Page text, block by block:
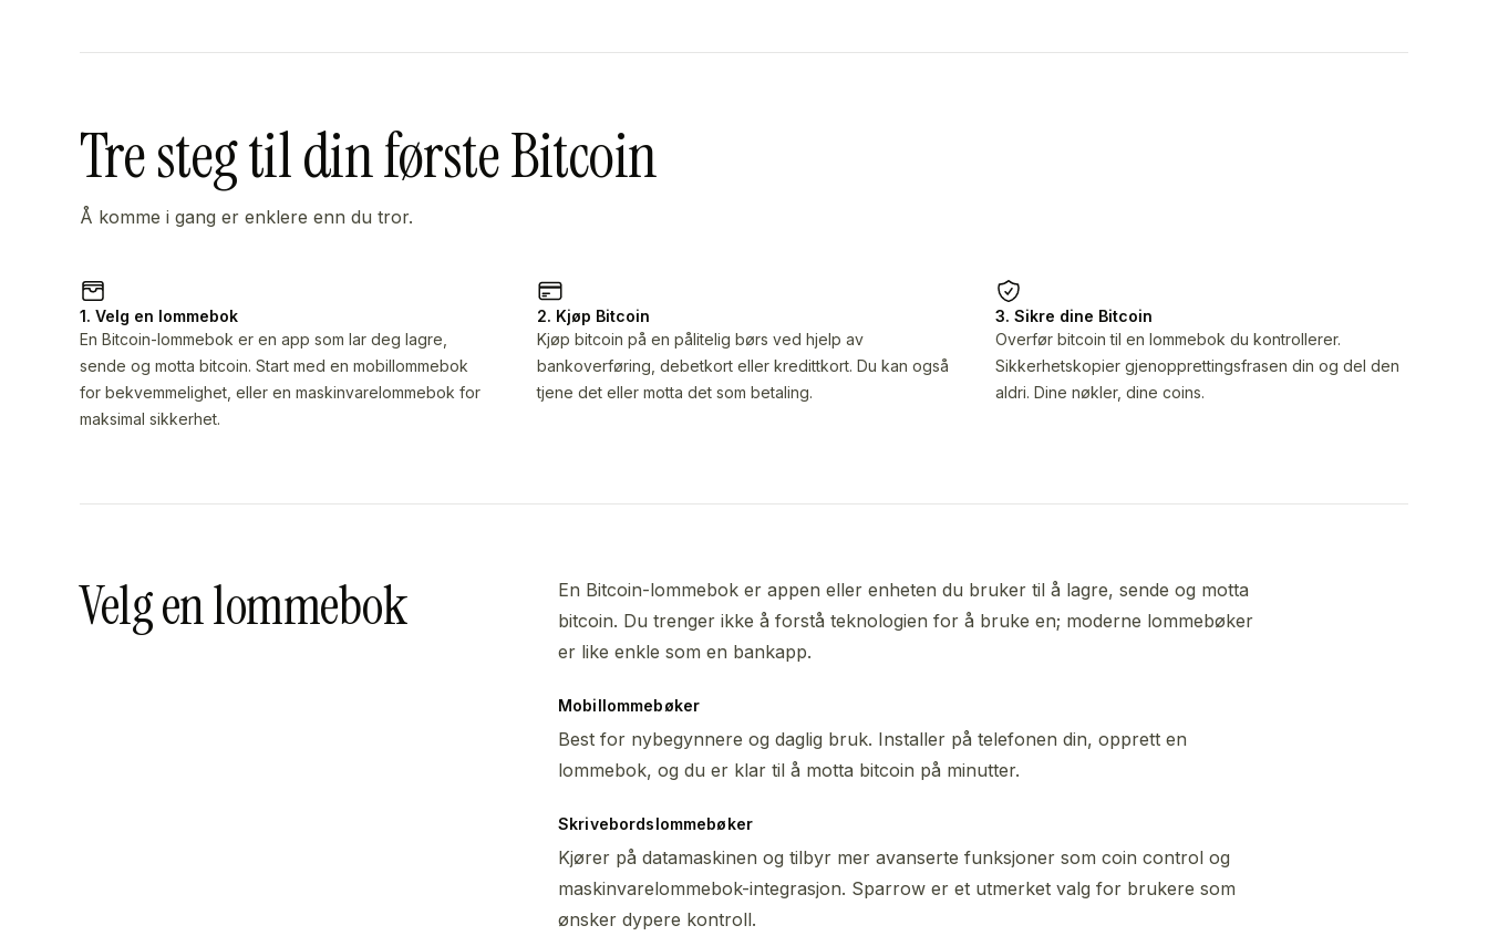
Tre steg til din første Bitcoin
Å komme i gang er enklere enn du tror.
1. Velg en lommebok
En Bitcoin-lommebok er en app som lar deg lagre,
sende og motta bitcoin. Start med en mobillommebok
for bekvemmelighet, eller en maskinvarelommebok for
maksimal sikkerhet.
2. Kjøp Bitcoin
Kjøp bitcoin på en pålitelig børs ved hjelp av
bankoverføring, debetkort eller kredittkort. Du kan også
tjene det eller motta det som betaling.
3. Sikre dine Bitcoin
Overfør bitcoin til en lommebok du kontrollerer.
Sikkerhetskopier gjenopprettingsfrasen din og del den
aldri. Dine nøkler, dine coins.
Velg en lommebok
En Bitcoin-lommebok er appen eller enheten du bruker til å lagre, sende og motta
bitcoin. Du trenger ikke å forstå teknologien for å bruke en; moderne lommebøker
er like enkle som en bankapp.
Mobillommebøker
Best for nybegynnere og daglig bruk. Installer på telefonen din, opprett en
lommebok, og du er klar til å motta bitcoin på minutter.
Skrivebordslommebøker
Kjører på datamaskinen og tilbyr mer avanserte funksjoner som coin control og
maskinvarelommebok-integrasjon. Sparrow er et utmerket valg for brukere som
ønsker dypere kontroll.